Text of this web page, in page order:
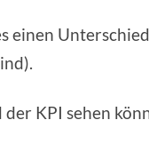
einen
KPI sehen